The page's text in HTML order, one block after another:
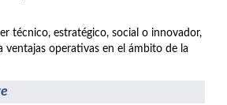
técnico, estratégico, social o innovador,
ventajas operativas en el ámbito de la